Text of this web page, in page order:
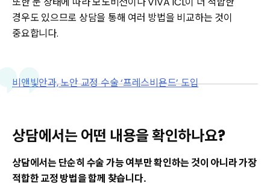
경우도 있으므로 상담을 통해 여러 방법을 비교하는 것이
중요합니다.
비앤빛안과, 노안 교정 수술 ‘프레스비욘드’ 도입
상담에서는 어떤 내용을 확인하나요?
상담에서는 단순히 수술 가능 여부만 확인하는 것이 아니라 가장
적합한 교정 방법을 함께 찾습니다.